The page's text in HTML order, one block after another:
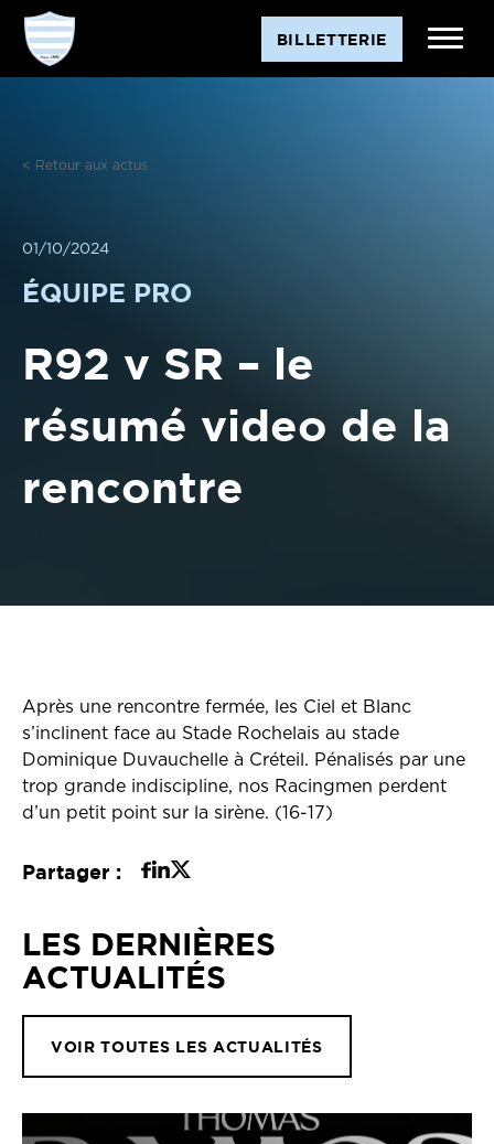
Aller
contenu
BILLETTERIE
< Retour aux actus
01/10/2024
ÉQUIPE PRO
R92 v SR – le
résumé video de la
rencontre
Après une rencontre fermée, les Ciel et Blanc
s’inclinent face au Stade Rochelais au stade
Dominique Duvauchelle à Créteil. Pénalisés par une
trop grande indiscipline, nos Racingmen perdent
d’un petit point sur la sirène. (16-17)
Partager :
LES DERNIÈRES
ACTUALITÉS
VOIR TOUTES LES ACTUALITÉS